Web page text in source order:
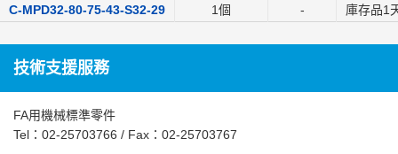
C-MPD32-80-75-43-S32-29
1個 - 庫存品1
技術支援服務
FA用機械標準零件
Tel： 02-25703766 / Fax：02-25703767